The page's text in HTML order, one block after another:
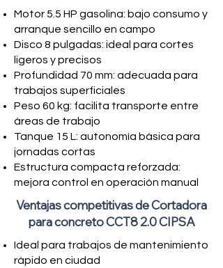
Motor 5.5 HP gasolina: bajo consumo y
arranque sencillo en campo
Disco 8 pulgadas: ideal para cortes
ligeros y precisos
Profundidad 70 mm: adecuada para
trabajos superficiales
Peso 60 kg: facilita transporte entre
áreas de trabajo
Tanque 15 L: autonomía básica para
jornadas cortas
Estructura compacta reforzada:
mejora control en operación manual
Ventajas competitivas de Cortadora
para concreto CCT8 2.0 CIPSA
Ideal para trabajos de mantenimiento
rápido en ciudad